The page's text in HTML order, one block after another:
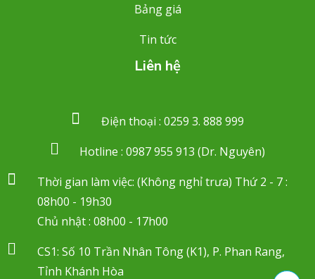
Bảng giá
Tin tức
Liên hệ
Điện thoại : 0259 3. 888 999
Hotline : 0987 955 913 (Dr. Nguyên)
Thời gian làm việc: (Không nghỉ trưa) Thứ 2 - 7 :
08h00 - 19h30
Chủ nhật : 08h00 - 17h00
CS1: Số 10 Trần Nhân Tông (K1), P. Phan Rang,
Tỉnh Khánh Hòa